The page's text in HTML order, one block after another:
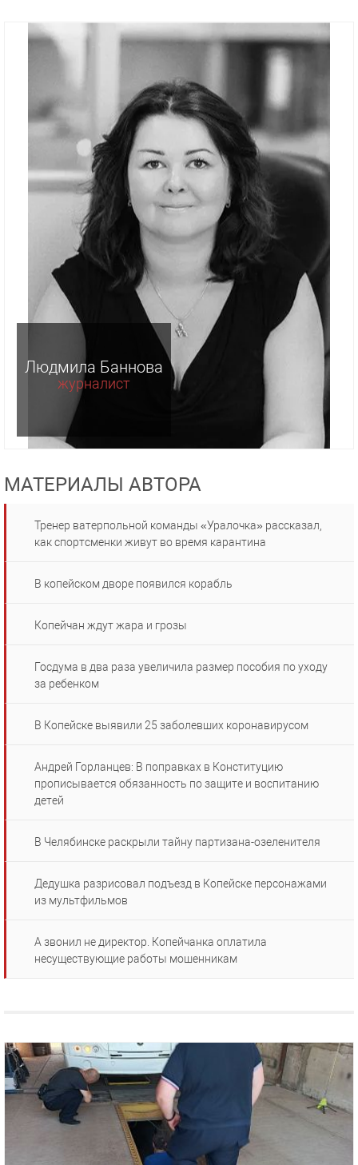
Людмила Баннова
журналист
МАТЕРИАЛЫ АВТОРА
Тренер ватерпольной команды «Уралочка» рассказал,
как спортсменки живут во время карантина
В копейском дворе появился корабль
Копейчан ждут жара и грозы
Госдума в два раза увеличила размер пособия по уходу
за ребенком
В Копейске выявили 25 заболевших коронавирусом
Андрей Горланцев: В поправках в Конституцию
прописывается обязанность по защите и воспитанию
детей
В Челябинске раскрыли тайну партизана-озеленителя
Дедушка разрисовал подъезд в Копейске персонажами
из мультфильмов
А звонил не директор. Копейчанка оплатила
несуществующие работы мошенникам